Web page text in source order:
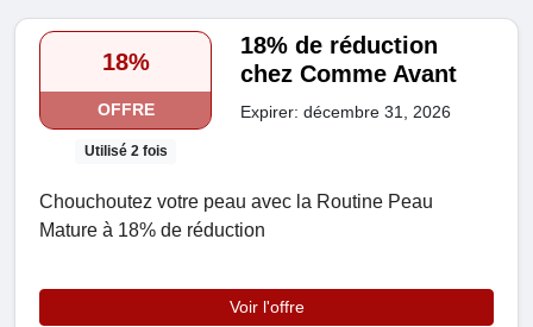
18%
OFFRE
Utilisé 2 fois
18% de réduction
chez Comme Avant
Expirer: décembre 31, 2026
Chouchoutez votre peau avec la Routine Peau
Mature à 18% de réduction
Voir l'offre